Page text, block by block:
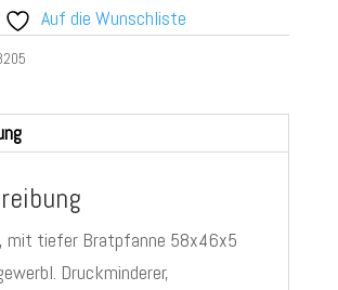
Auf die Wunschliste
mit tiefer Bratpfanne 58x46x5
Druckminderer,